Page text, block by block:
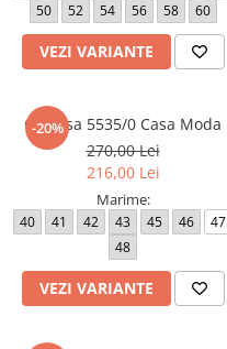
50
52 54 56 58 60
VEZI VARIANTE
-20%
Camasa 5535/0 Casa Moda
270,00 Lei
216,00 Lei
Marime:
40 41 42 43 45 46
47
48
VEZI VARIANTE